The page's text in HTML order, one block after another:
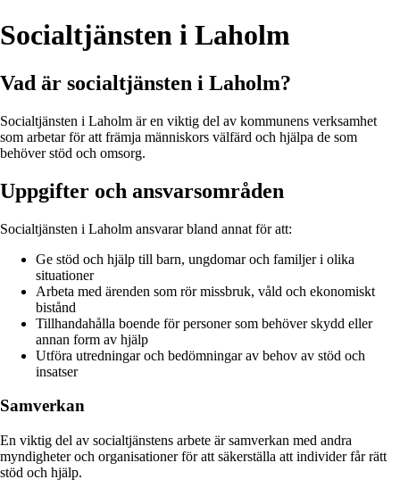
Socialtjänsten i Laholm
Vad är socialtjänsten i Laholm?
Socialtjänsten i Laholm är en viktig del av kommunens verksamhet
som arbetar för att främja människors välfärd och hjälpa de som
behöver stöd och omsorg.
Uppgifter och ansvarsområden
Socialtjänsten i Laholm ansvarar bland annat för att:
Ge stöd och hjälp till barn, ungdomar och familjer i olika
situationer
Arbeta med ärenden som rör missbruk, våld och ekonomiskt
bistånd
Tillhandahålla boende för personer som behöver skydd eller
annan form av hjälp
Utföra utredningar och bedömningar av behov av stöd och
insatser
Samverkan
En viktig del av socialtjänstens arbete är samverkan med andra
myndigheter och organisationer för att säkerställa att individer får rätt
stöd och hjälp.